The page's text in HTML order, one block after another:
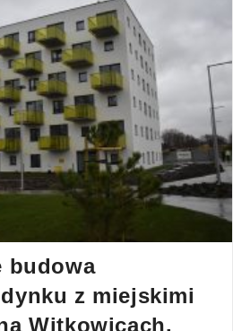
budowa
z miejskimi
Witkowicach.